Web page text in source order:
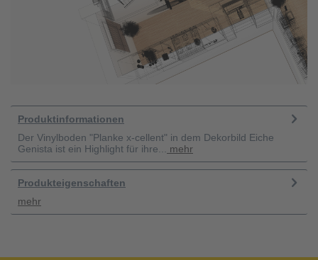
Produktinformationen
Der Vinylboden "Planke x-cellent" in dem Dekorbild Eiche
Genista ist ein Highlight für ihre...
mehr
Produkteigenschaften
mehr